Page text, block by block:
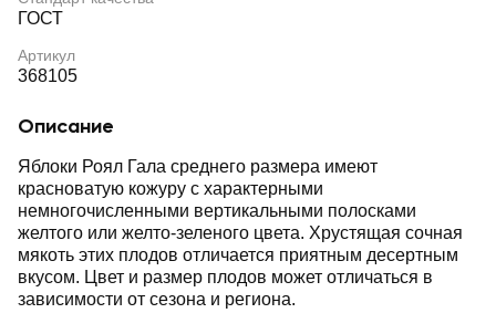
ГОСТ
Артикул
368105
Описание
Яблоки Роял Гала среднего размера имеют
красноватую кожуру с характерными
немногочисленными вертикальными полосками
желтого или желто-зеленого цвета. Хрустящая сочная
мякоть этих плодов отличается приятным десертным
вкусом. Цвет и размер плодов может отличаться в
зависимости от сезона и региона.